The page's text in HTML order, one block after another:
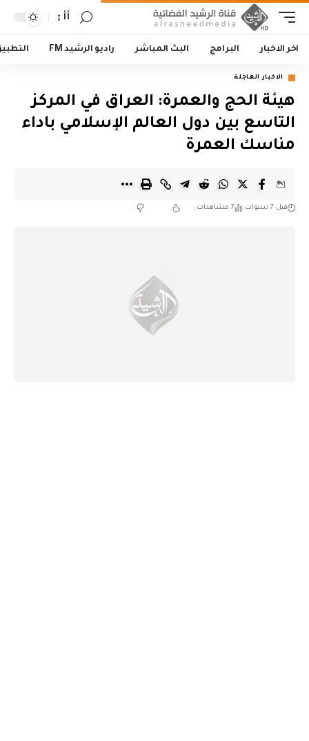
أأ
اخر الاخبار البرامج البث المباشر راديو الرشيد FM
الاخبار العاجلة
هيئة الحج والعمرة: العراق في المركز
التاسع بين دول العالم الإسلامي باداء
مناسك العمرة
قبل 7 سنوات 7 مشاهدات